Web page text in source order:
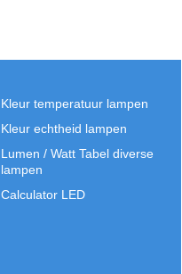
Kleur temperatuur lampen
Kleur echtheid lampen
Lumen / Watt Tabel diverse
lampen
Calculator LED